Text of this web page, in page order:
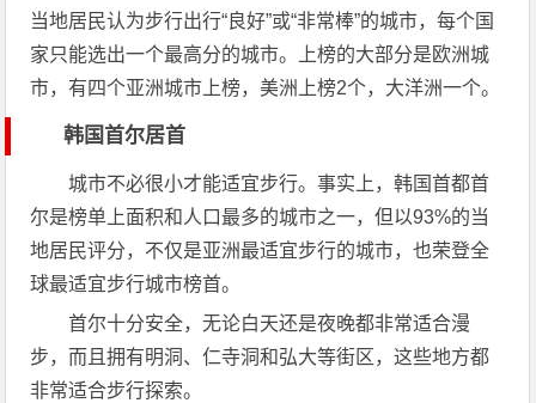
当地居民认为步行出行“良好”或“非常棒”的城市，每个国
家只能选出一个最高分的城市。上榜的大部分是欧洲城
市，有四个亚洲城市上榜，美洲上榜2个，大洋洲一个。
韩国首尔居首
城市不必很小才能适宜步行。事实上，韩国首都首
尔是榜单上面积和人口最多的城市之一，但以93%的当
地居民评分，不仅是亚洲最适宜步行的城市，也荣登全
球最适宜步行城市榜首。
首尔十分安全，无论白天还是夜晚都非常适合漫
步，而且拥有明洞、仁寺洞和弘大等街区，这些地方都
非常适合步行探索。